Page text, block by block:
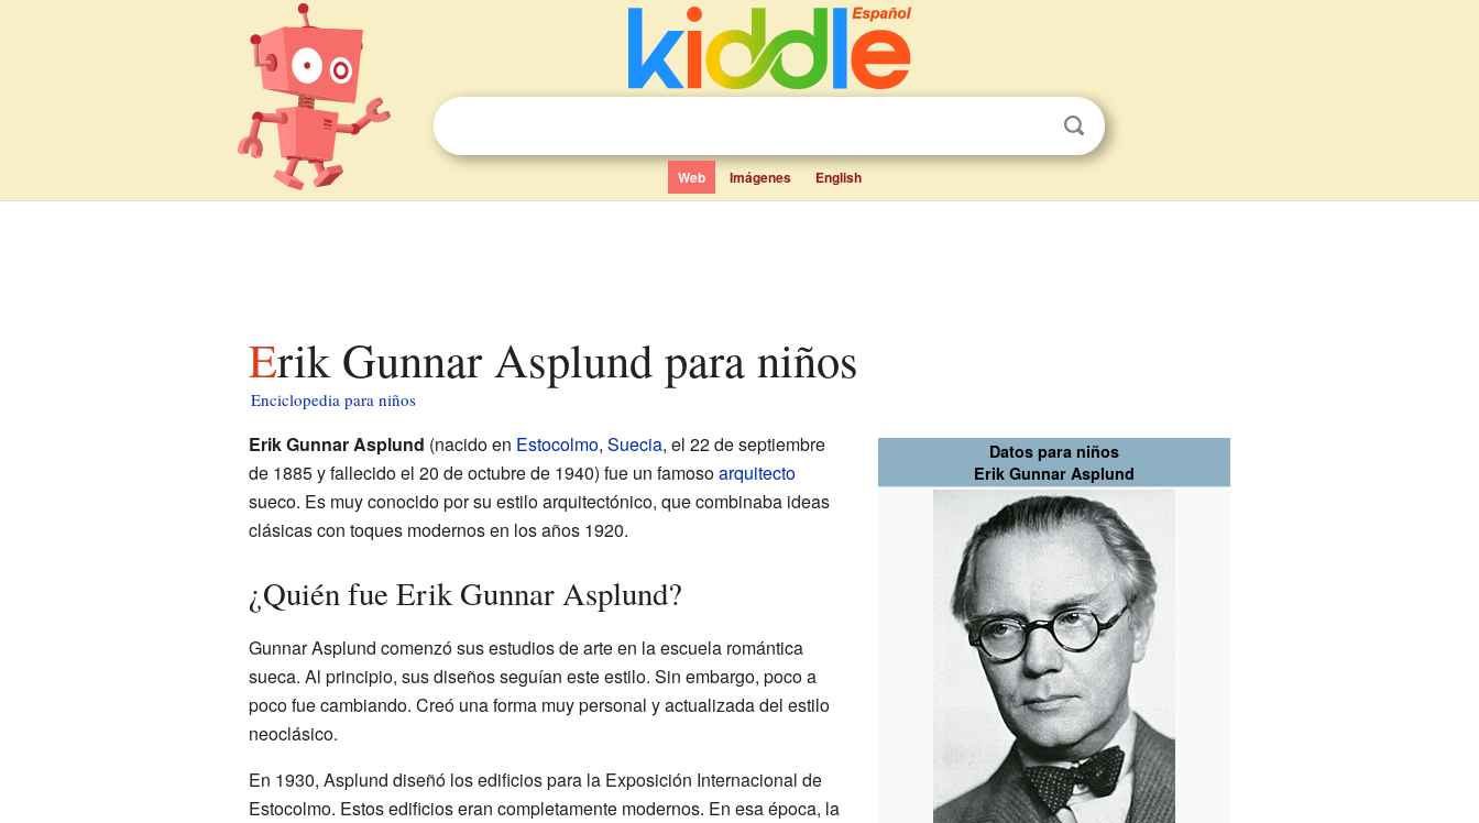
Web Imágenes English
Erik Gunnar Asplund para niños
Enciclopedia para niños
Datos para niños
Erik Gunnar Asplund
Erik Gunnar Asplund (nacido en Estocolmo, Suecia, el 22 de septiembre
de 1885 y fallecido el 20 de octubre de 1940) fue un famosoarquitecto
sueco. Es muy conocido por su estilo arquitectónico, que combinaba ideas
clásicas con toques modernos en los años 1920.
¿Quién fue Erik Gunnar Asplund?
Gunnar Asplund comenzó sus estudios de arte en la escuela romántica
sueca. Al principio, sus diseños seguían este estilo. Sin embargo, poco a
poco fue cambiando. Creó una forma muy personal y actualizada del estilo
neoclásico.
En 1930, Asplund diseñó los edificios para la Exposición Internacional de
Estocolmo. Estos edificios eran completamente modernos. En esa época, la